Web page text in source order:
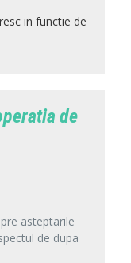
in functie de
de
asteptarile
de dupa